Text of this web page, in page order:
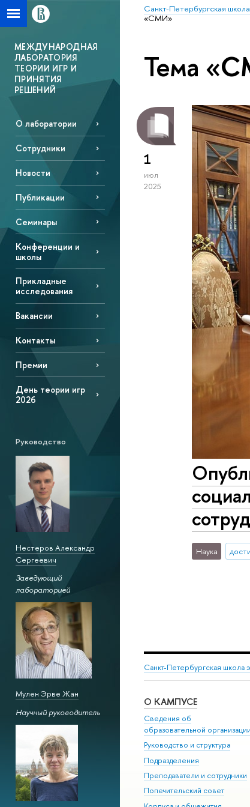
Санкт-Петербургская
«СМИ»
МЕЖДУНАРОДНАЯ
ЛАБОРАТОРИЯ
ТЕОРИИ ИГР И
ПРИНЯТИЯ
РЕШЕНИЙ
О лаборатории
Сотрудники
Новости
Публикации
Семинары
Конференции и
школы
Прикладные
исследования
Вакансии
Контакты
Премии
День теории игр
2026
Руководство
Нестеров Александр
Сергеевич
Заведующий
лабораторией
Мулен Эрве Жан
Научный руководитель
Тема
1
июл
2025
Наука
Санкт-Петербургская школа
О КАМПУСЕ
Сведения об
образовательной организации
Руководство и структура
Подразделения
Преподаватели и сотрудники
Попечительский совет